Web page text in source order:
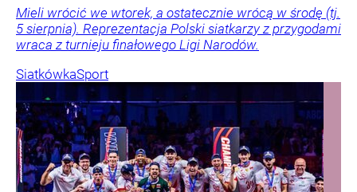
Mieli wrócić we wtorek, a ostatecznie wrócą w środę (tj.
5 sierpnia). Reprezentacja Polski siatkarzy z przygodami
wraca z turnieju finałowego Ligi Narodów.
SiatkówkaSport